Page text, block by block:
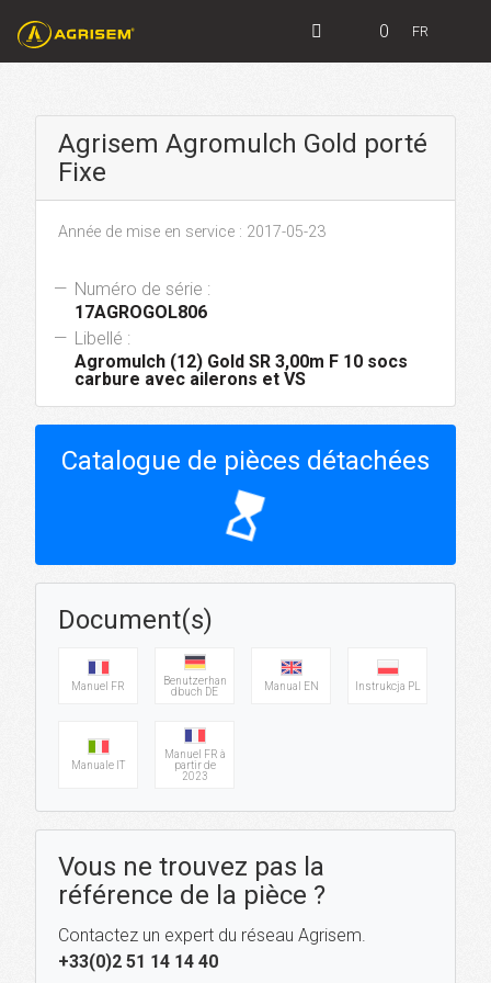
0 FR
Agrisem Agromulch Gold porté
Fixe
Année de mise en service : 2017-05-23
Numéro de série :
17AGROGOL806
Libellé :
Agromulch (12) Gold SR 3,00m F 10 socs
carbure avec ailerons et VS
Catalogue de pièces détachées
hourglass_top
Document(s)
Manuel FR
Benutzerhan
dbuch DE
Manual EN Instrukcja PL
Manuale IT
Manuel FR à
partir de
2023
Vous ne trouvez pas la
référence de la pièce ?
Contactez un expert du réseau Agrisem.
+33(0)2 51 14 14 40